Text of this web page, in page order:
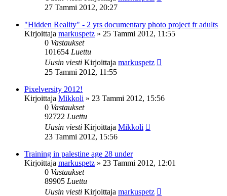
27 Tammi 2012, 20:27
"Hidden Reality" - 2 yrs documentary photo project fr adults
Kirjoittaja markuspetz » 25 Tammi 2012, 11:55
0 Vastaukset
101654 Luettu
Uusin viesti Kirjoittaja markuspetz
25 Tammi 2012, 11:55
Pixelversity 2012!
Kirjoittaja Mikkoli » 23 Tammi 2012, 15:56
0 Vastaukset
92722 Luettu
Uusin viesti Kirjoittaja Mikkoli
23 Tammi 2012, 15:56
Training in palestine age 28 under
Kirjoittaja markuspetz » 23 Tammi 2012, 12:01
0 Vastaukset
89905 Luettu
Uusin viesti Kirjoittaja markuspetz